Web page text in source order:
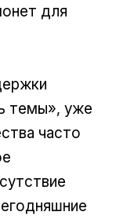
для
темы», уже
часто